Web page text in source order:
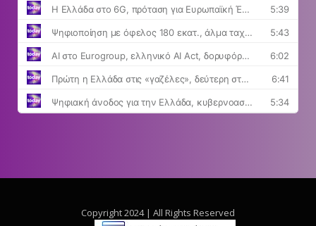
Copyright 2024 | All Rights Reserved